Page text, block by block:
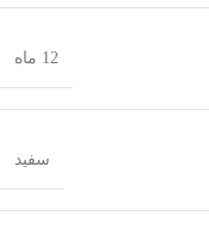
12 ماه
سفید